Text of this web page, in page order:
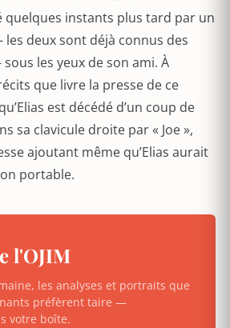
quelques instants plus tard par un
les deux sont déjà connus des
les yeux de son ami. À
que livre la presse de ce
est décédé d’un coup de
sa clavicule droite par « Joe »,
ajoutant même qu’Elias aurait
portable.
l'OJIM
les analyses et portraits que
préfèrent taire —
votre boîte.